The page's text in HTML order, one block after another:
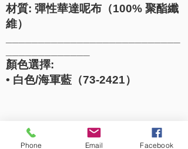
材質: 彈性華達呢布（100% 聚酯纖
維）
顏色選擇:
• 白色/海軍藍（73-2421）
Phone Email Facebook